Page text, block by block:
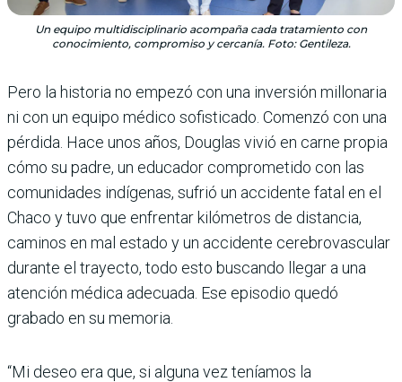
Un equipo multidisciplinario acompaña cada tratamiento con
conocimiento, compromiso y cercanía. Foto: Gentileza.
Pero la historia no empezó con una inversión millonaria
ni con un equipo médico sofisticado. Comenzó con una
pérdida. Hace unos años, Douglas vivió en carne propia
cómo su padre, un educador comprometido con las
comunidades indígenas, sufrió un accidente fatal en el
Chaco y tuvo que enfrentar kilómetros de distancia,
caminos en mal estado y un accidente cerebrovascular
durante el trayecto, todo esto buscando llegar a una
atención médica adecuada. Ese episodio quedó
grabado en su memoria.
“Mi deseo era que, si alguna vez teníamos la